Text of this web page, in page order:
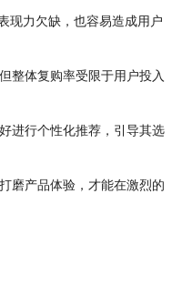
现力欠缺，也容易造成用户
整体复购率受限于用户投入
进行个性化推荐，引导其选
磨产品体验，才能在激烈的